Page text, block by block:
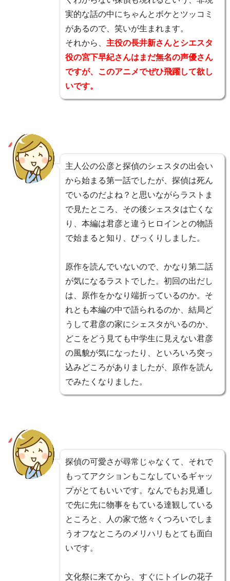
実的な話の中にちゃんとボケとツッコミ
があるので、笑いが生まれます。
それから、 主役の長井新さんとシエスタ
役の宮下早紀さんはまだ無名の声優さん
ですが、このアニメでぜひ飛躍して欲し
いです。
主人公の公彦と探偵のシェスタの出会い
から始まる第一話でしたが、探偵は死ん
でいるのだよね？と思いながらラストま
で見たところ、その後シェスタは亡くな
り、本編は君彦と違うヒロインとの物語
で始まると知り、びっくりしました。
原作を読んでいないので、かなり第二話
が気になるラストでした。初回の出だし
は、原作をかなり端折っているのか。そ
れとも本編の中で語られるのか、結局ど
うして君彦の家にシェスタがいるのか、
どこをどう見ても中学生に見えない君彦
の風貌が気になったり、といろいろ突っ
込みどころがありましたが、原作を読ん
でみたくなりました。
探偵の可愛さが尋常じゃなくて、それで
もってアクションもこなしているギャッ
プがとてもいいです。なんでもお見通し
で先に先に物事をもている達観している
ところと、人の家で悠々くつろいでしま
うオフなところのメリハリもとても面白
いです。
文化祭に来てから、すぐにトイレの花子